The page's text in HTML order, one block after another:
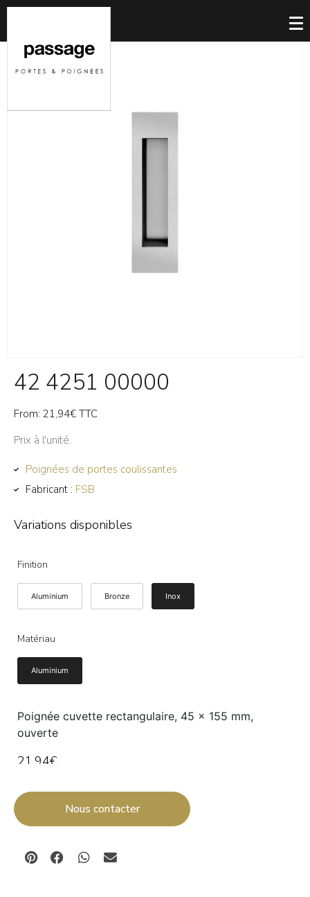
42 4251 00000
From: 21,94€ TTC
Prix à l'unité.
Poignées de portes coulissantes
Fabricant : FSB
Variations disponibles
Finition
Aluminium Bronze Inox
Matériau
Aluminium
Poignée cuvette rectangulaire, 45 x 155 mm,
ouverte
21,94€
Nous contacter